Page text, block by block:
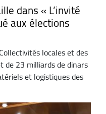
dans « L’invité
aux élections
locales et des
de 23 milliards de dinars
et logistiques des